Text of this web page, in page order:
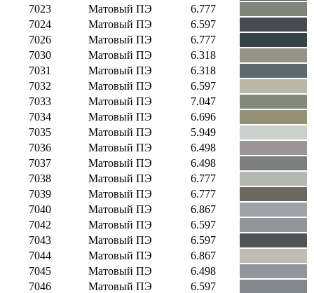
7023
Матовый ПЭ
6.777
7024
Матовый ПЭ
6.597
7026
Матовый ПЭ
6.777
7030
Матовый ПЭ
6.318
7031
Матовый ПЭ
6.318
7032
Матовый ПЭ
6.597
7033
Матовый ПЭ
7.047
7034
Матовый ПЭ
6.696
7035
Матовый ПЭ
5.949
7036
Матовый ПЭ
6.498
7037
Матовый ПЭ
6.498
7038
Матовый ПЭ
6.777
7039
Матовый ПЭ
6.777
7040
Матовый ПЭ
6.867
7042
Матовый ПЭ
6.597
7043
Матовый ПЭ
6.597
7044
Матовый ПЭ
6.867
7045
Матовый ПЭ
6.498
7046
Матовый ПЭ
6.597